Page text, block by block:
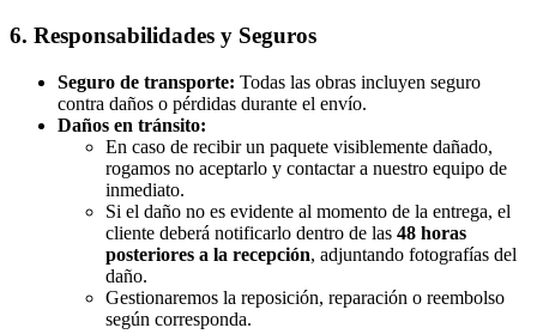
6. Responsabilidades y Seguros
Seguro de transporte: Todas las obras incluyen seguro
contra daños o pérdidas durante el envío.
Daños en tránsito:
En caso de recibir un paquete visiblemente dañado,
rogamos no aceptarlo y contactar a nuestro equipo de
inmediato.
Si el daño no es evidente al momento de la entrega, el
cliente deberá notificarlo dentro de las 48 horas
posteriores a la recepción, adjuntando fotografías del
daño.
Gestionaremos la reposición, reparación o reembolso
según corresponda.